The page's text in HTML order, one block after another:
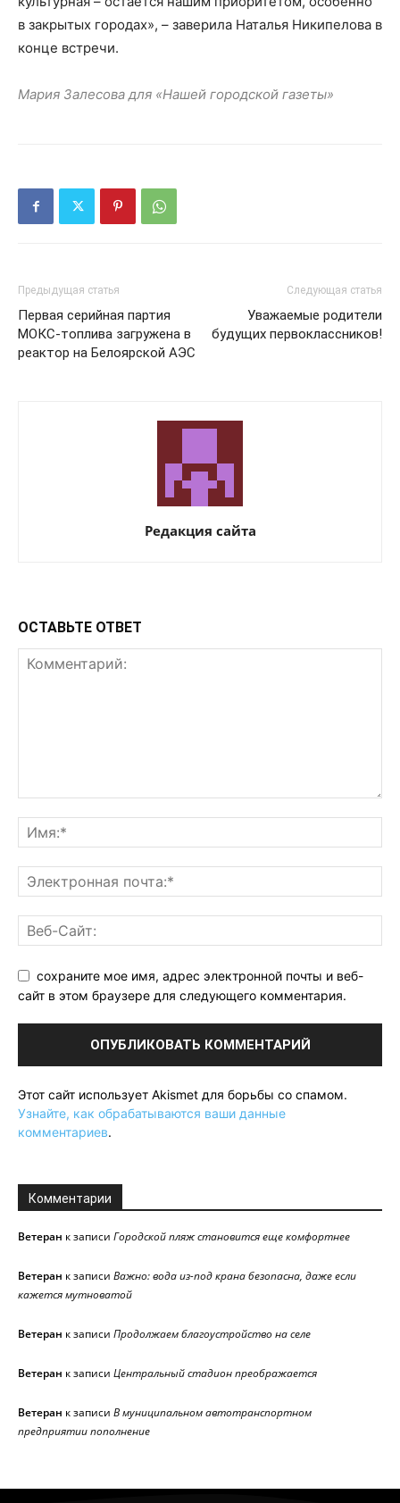
в закрытых городах», – заверила Наталья Никипелова в
конце встречи.
Мария Залесова для «Нашей городской газеты»
Предыдущая статья
Первая серийная партия
МОКС-топлива загружена в
реактор на Белоярской АЭС
Следующая статья
Уважаемые родители
будущих первоклассников!
Редакция сайта
ОСТАВЬТЕ ОТВЕТ
сохраните мое имя, адрес электронной почты и веб-
сайт в этом браузере для следующего комментария.
Этот сайт использует Akismet для борьбы со спамом.
Узнайте, как обрабатываются ваши данные
комментариев.
Комментарии
Ветеран к записи Городской пляж становится еще комфортнее
Ветеран к записи Важно: вода из-под крана безопасна, даже если
кажется мутноватой
Ветеран к записи Продолжаем благоустройство на селе
Ветеран к записи Центральный стадион преображается
Ветеран к записи В муниципальном автотранспортном
предприятии пополнение